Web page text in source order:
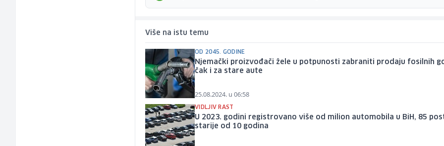
Više na istu temu
OD 2045. GODINE
Njemački proizvođači žele u potpunosti zabraniti prodaju fosilnih
čak i za stare aute
25.08.2024. u 06:58
VIDLJIV RAST
U 2023. godini registrovano više od milion automobila u BiH, 85
starije od 10 godina